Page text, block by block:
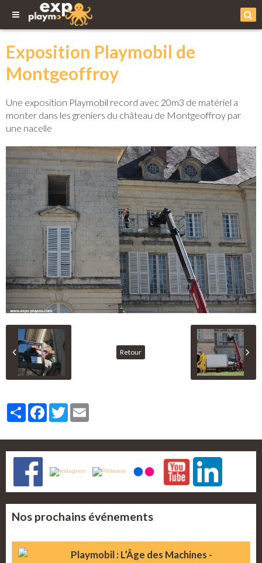
Exposition Playmobil de
Montgeoffroy
Une exposition Playmobil record avec 20m3 de matériel a
monter dans les greniers du château de Montgeoffroy par
une nacelle
Retour
PartagerFacebook
Twitter
Nos prochains événements
Playmobil : L’Âge des Machines -